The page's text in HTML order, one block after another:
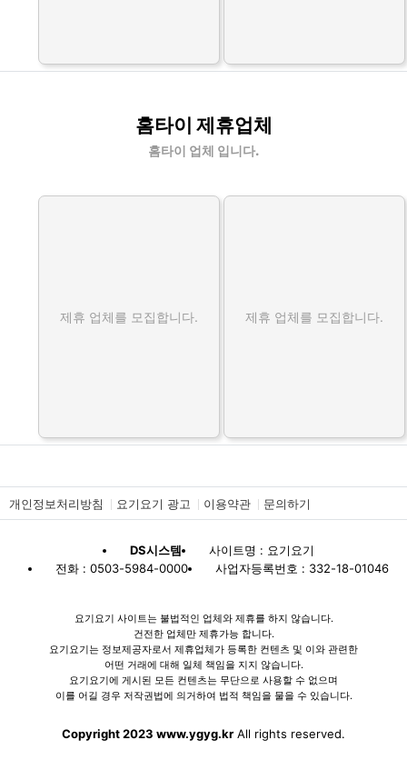
홈타이 제휴업체
홈타이 업체 입니다.
제휴 업체를 모집합니다. 제휴 업체를 모집합니다.
개인정보처리방침 요기요기 광고 이용약관 문의하기
DS시스템
사이트명 : 요기요기
전화 : 0503-5984-0000
사업자등록번호 : 332-18-01046
요기요기 사이트는 불법적인 업체와 제휴를 하지 않습니다.
건전한 업체만 제휴가능 합니다.
요기요기는 정보제공자로서 제휴업체가 등록한 컨텐츠 및 이와 관련한
어떤 거래에 대해 일체 책임을 지지 않습니다.
요기요기에 게시된 모든 컨텐츠는 무단으로 사용할 수 없으며
이를 어길 경우 저작권법에 의거하여 법적 책임을 물을 수 있습니다.
Copyright 2023 www.ygyg.kr All rights reserved.